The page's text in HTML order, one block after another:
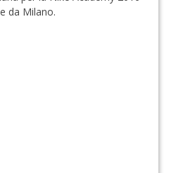
da Milano.